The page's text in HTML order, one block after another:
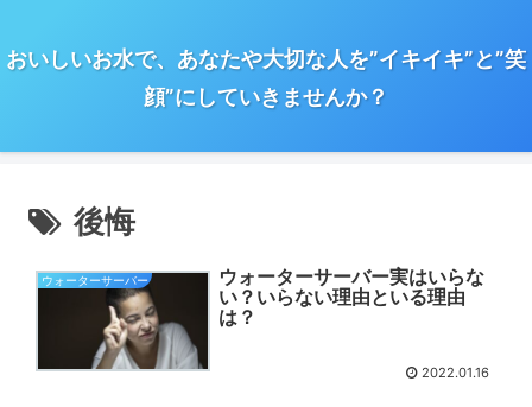
おいしいお水で、あなたや大切な人を”イキイキ”と”笑
顔”にしていきませんか？
後悔
ウォーターサーバー
ウォーターサーバー実はいらな
い？いらない理由といる理由
は？
2022.01.16